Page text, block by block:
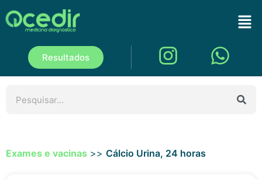
Resultados
Exames e vacinas >> Cálcio Urina, 24 horas